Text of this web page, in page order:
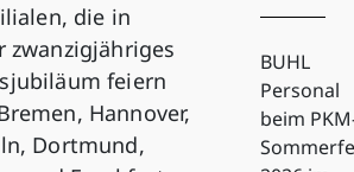
die in
zwanzigjähriges
feiern
Hannover,
Dortmund,
BUHL
Personal
beim